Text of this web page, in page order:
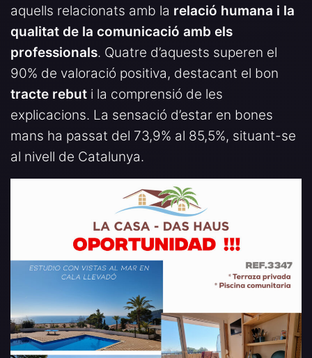
aquells relacionats amb la relació humana i la
qualitat de la comunicació amb els
professionals. Quatre d’aquests superen el
90% de valoració positiva, destacant el bon
tracte rebut i la comprensió de les
explicacions. La sensació d’estar en bones
mans ha passat del 73,9% al 85,5%, situant-se
al nivell de Catalunya.